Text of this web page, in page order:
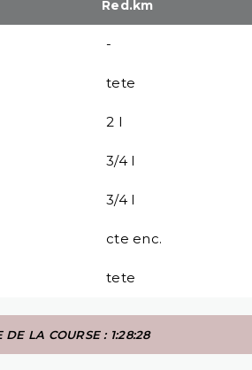
Red.km
-
tete
2 l
3/4 l
3/4 l
cte enc.
tete
DE LA COURSE : 1:28:28